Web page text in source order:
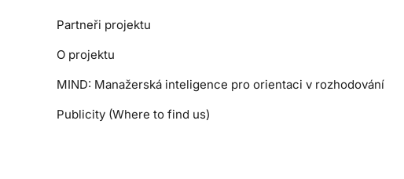
Partneři projektu
O projektu
MIND: Manažerská inteligence pro orientaci v rozhodování
Publicity (Where to find us)